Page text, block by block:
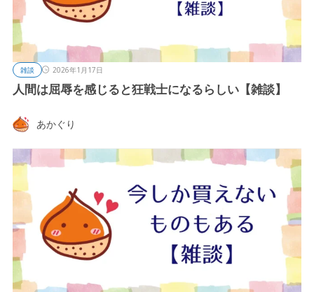
雑談 2026年1月17日
人間は屈辱を感じると狂戦士になるらしい【雑談】
あかぐり